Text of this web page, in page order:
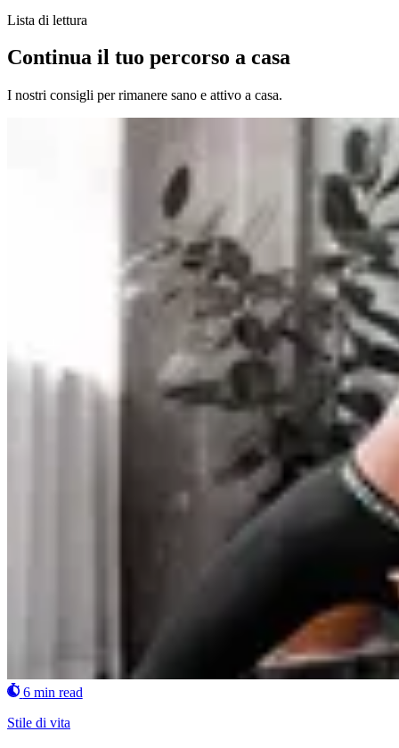
Lista di lettura
Continua il tuo percorso a casa
I nostri consigli per rimanere sano e attivo a casa.
6 min read
Stile di vita